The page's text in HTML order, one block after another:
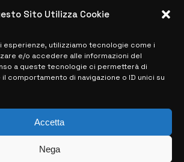
Sito Utilizza Cookie
esperienze, utilizziamo tecnologie come i
e/o accedere alle informazioni del
a queste tecnologie ci permetterà di
comportamento di navigazione o ID unici su
Accetta
Nega